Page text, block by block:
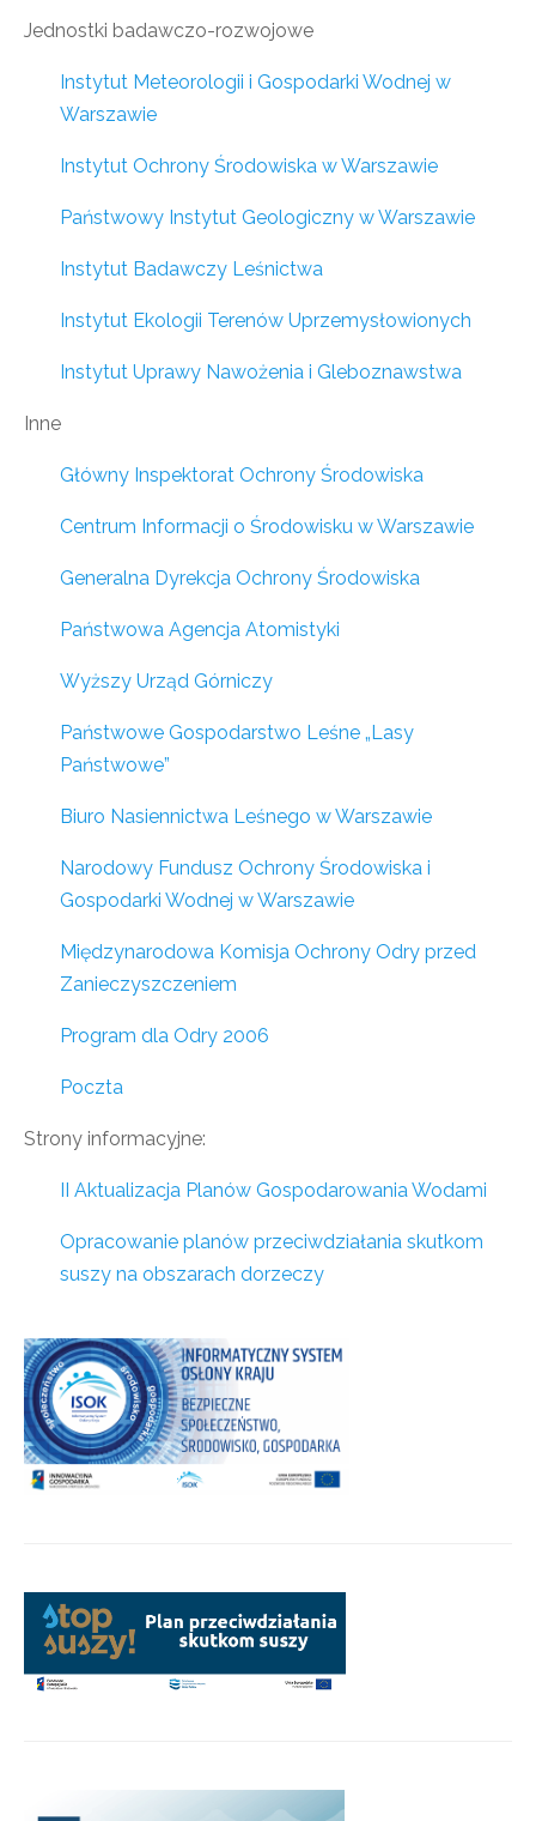
Jednostki badawczo-rozwojowe
Instytut Meteorologii i Gospodarki Wodnej w
Warszawie
Instytut Ochrony Środowiska w Warszawie
Państwowy Instytut Geologiczny w Warszawie
Instytut Badawczy Leśnictwa
Instytut Ekologii Terenów Uprzemysłowionych
Instytut Uprawy Nawożenia i Gleboznawstwa
Inne
Główny Inspektorat Ochrony Środowiska
Centrum Informacji o Środowisku w Warszawie
Generalna Dyrekcja Ochrony Środowiska
Państwowa Agencja Atomistyki
Wyższy Urząd Górniczy
Państwowe Gospodarstwo Leśne „Lasy
Państwowe”
Biuro Nasiennictwa Leśnego w Warszawie
Narodowy Fundusz Ochrony Środowiska i
Gospodarki Wodnej w Warszawie
Międzynarodowa Komisja Ochrony Odry przed
Zanieczyszczeniem
Program dla Odry 2006
Poczta
Strony informacyjne:
II Aktualizacja Planów Gospodarowania Wodami
Opracowanie planów przeciwdziałania skutkom
suszy na obszarach dorzeczy